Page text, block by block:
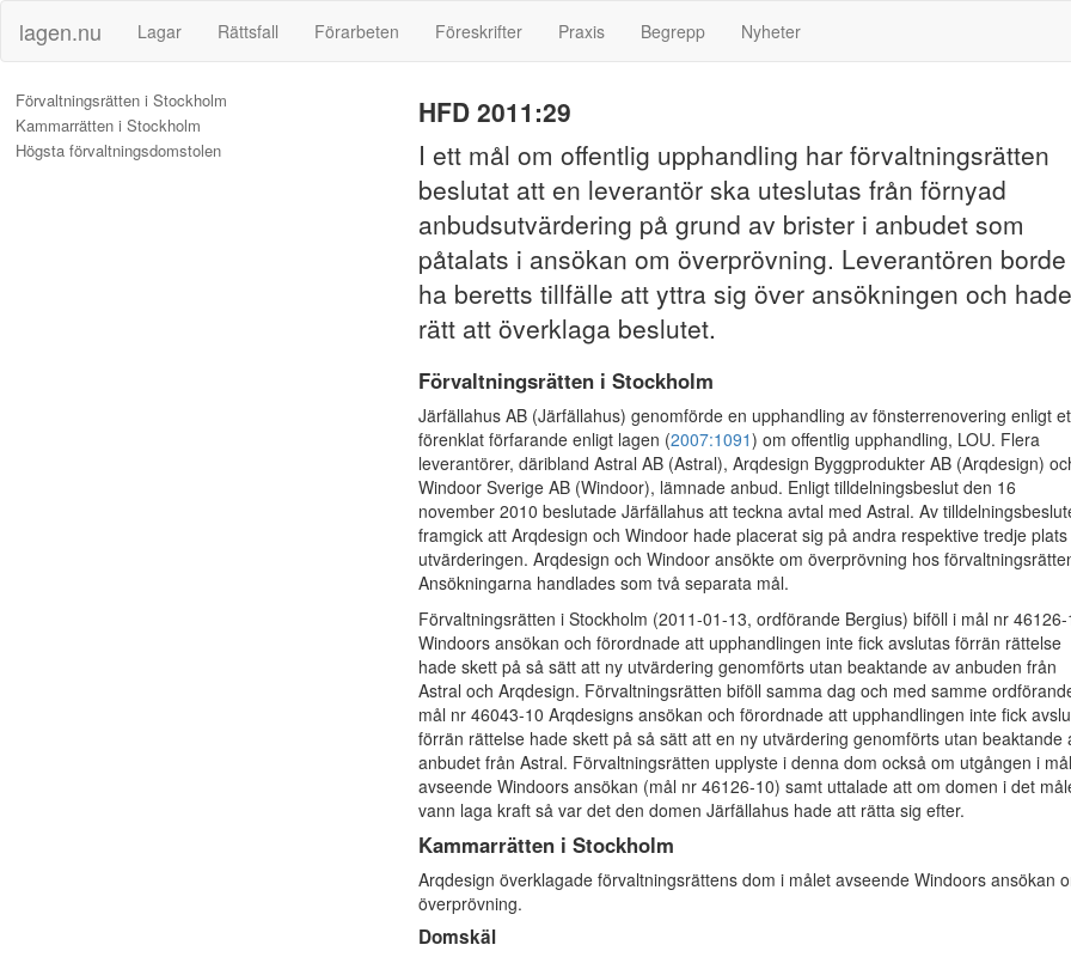
lagen.nu Lagar Rättsfall Förarbeten Föreskrifter Praxis Begrepp Nyheter
Förvaltningsrätten i Stockholm
Kammarrätten i Stockholm
Högsta förvaltningsdomstolen
HFD 2011:29
I ett mål om offentlig upphandling har förvaltningsrätten
beslutat att en leverantör ska uteslutas från förnyad
anbudsutvärdering på grund av brister i anbudet som
påtalats i ansökan om överprövning. Leverantören borde
ha beretts tillfälle att yttra sig över ansökningen och hade
rätt att överklaga beslutet.
Förvaltningsrätten i Stockholm
Järfällahus AB (Järfällahus) genomförde en upphandling av fönsterrenovering enligt
förenklat förfarande enligt lagen (2007:1091) om offentlig upphandling, LOU. Flera
leverantörer, däribland Astral AB (Astral), Arqdesign Byggprodukter AB (Arqdesign)
Windoor Sverige AB (Windoor), lämnade anbud. Enligt tilldelningsbeslut den 16
november 2010 beslutade Järfällahus att teckna avtal med Astral. Av
framgick att Arqdesign och Windoor hade placerat sig på andra respektive tredje
utvärderingen. Arqdesign och Windoor ansökte om överprövning hos
Ansökningarna handlades som två separata mål.
Förvaltningsrätten i Stockholm (2011-01-13, ordförande Bergius) biföll i mål nr 46126-
Windoors ansökan och förordnade att upphandlingen inte fick avslutas förrän rättelse
hade skett på så sätt att ny utvärdering genomförts utan beaktande av anbuden från
Astral och Arqdesign. Förvaltningsrätten biföll samma dag och med samme
mål nr 46043-10 Arqdesigns ansökan och förordnade att upphandlingen inte fick
förrän rättelse hade skett på så sätt att en ny utvärdering genomförts utan beaktande
anbudet från Astral. Förvaltningsrätten upplyste i denna dom också om utgången i
avseende Windoors ansökan (mål nr 46126-10) samt uttalade att om domen i det
vann laga kraft så var det den domen Järfällahus hade att rätta sig efter.
Kammarrätten i Stockholm
Arqdesign överklagade förvaltningsrättens dom i målet avseende Windoors ansökan
överprövning.
Domskäl